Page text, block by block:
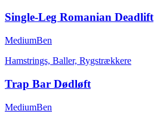
Single-Leg Romanian Deadlift
MediumBen
Hamstrings, Baller, Rygstrækkere
Trap Bar Dødløft
MediumBen